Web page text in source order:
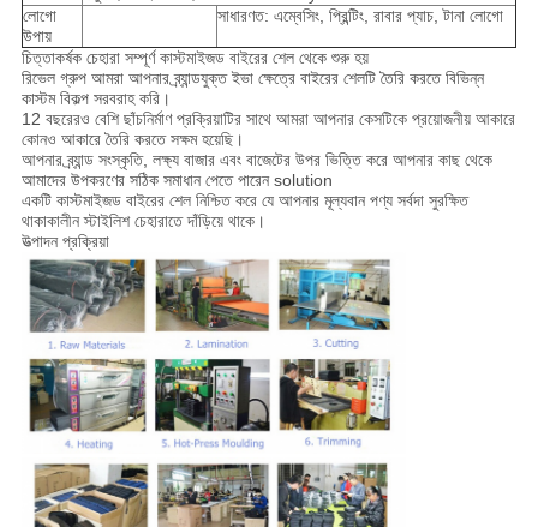
লোগো
উপায়
সাধারণত: এম্বেসিং, প্রিন্টিং, রাবার প্যাচ, টানা লোগো
চিত্তাকর্ষক চেহারা সম্পূর্ণ কাস্টমাইজড বাইরের শেল থেকে শুরু হয়
রিভেল গ্রুপ আমরা আপনার ব্র্যান্ডযুক্ত ইভা ক্ষেত্রে বাইরের শেলটি তৈরি করতে বিভিন্ন
কাস্টম বিকল্প সরবরাহ করি।
12 বছরেরও বেশি ছাঁচনির্মাণ প্রক্রিয়াটির সাথে আমরা আপনার কেসটিকে প্রয়োজনীয় আকারে
কোনও আকারে তৈরি করতে সক্ষম হয়েছি।
আপনার ব্র্যান্ড সংস্কৃতি, লক্ষ্য বাজার এবং বাজেটের উপর ভিত্তি করে আপনার কাছ থেকে
আমাদের উপকরণের সঠিক সমাধান পেতে পারেন solution
একটি কাস্টমাইজড বাইরের শেল নিশ্চিত করে যে আপনার মূল্যবান পণ্য সর্বদা সুরক্ষিত
থাকাকালীন স্টাইলিশ চেহারাতে দাঁড়িয়ে থাকে।
উত্পাদন প্রক্রিয়া